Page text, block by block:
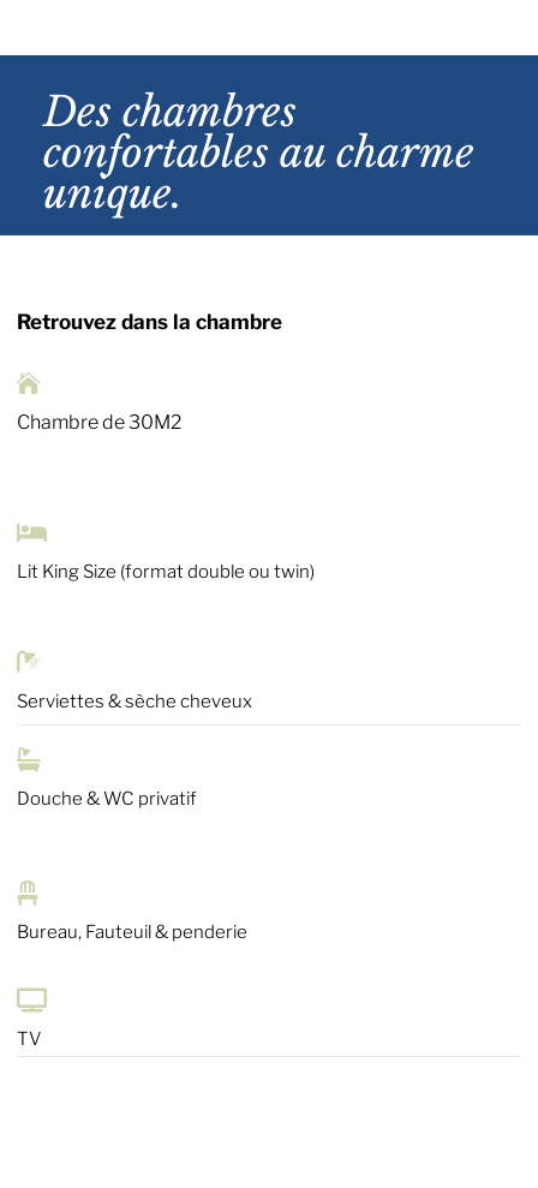
Des chambres
confortables au charme
unique.
Retrouvez dans la chambre

Chambre de 30M2

Lit King Size (format double ou twin)

Serviettes & sèche cheveux

Douche & WC privatif

Bureau, Fauteuil & penderie

TV